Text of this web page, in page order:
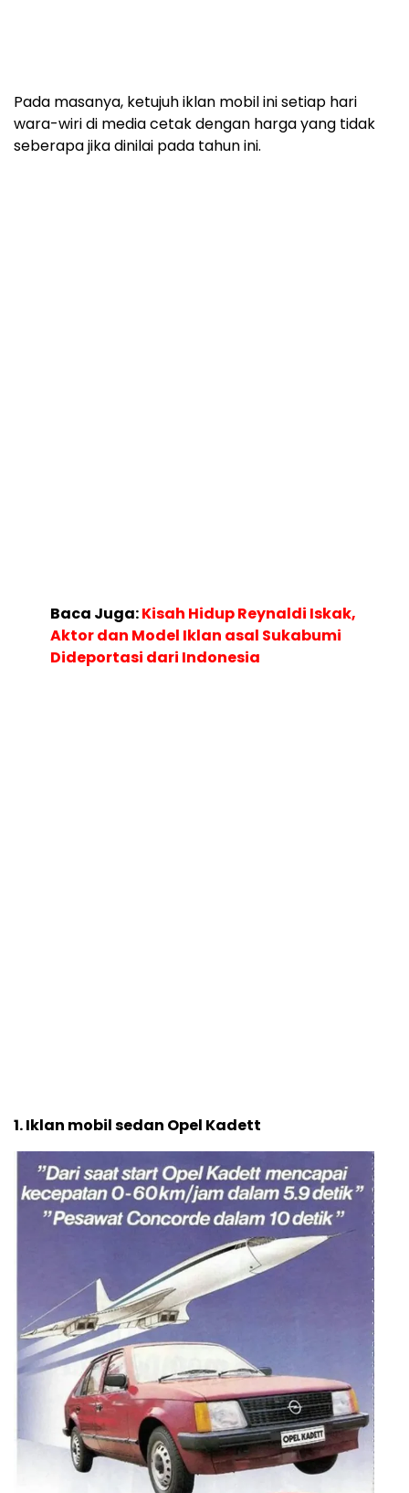
Pada masanya, ketujuh iklan mobil ini setiap hari
wara-wiri di media cetak dengan harga yang tidak
seberapa jika dinilai pada tahun ini.
Baca Juga:Kisah Hidup Reynaldi Iskak,
Aktor dan Model Iklan asal Sukabumi
Dideportasi dari Indonesia
1. Iklan mobil sedan Opel Kadett